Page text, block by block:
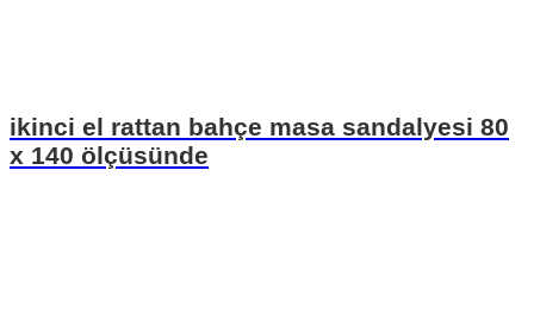
ikinci el rattan bahçe masa sandalyesi 80
x 140 ölçüsünde